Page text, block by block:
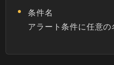
条件名
アラート条件に任意